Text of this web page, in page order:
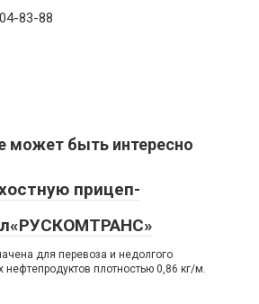
83-88
может быть интересно
прицеп-
для перевоза и недолгого
нефтепродуктов плотностью 0,86 кг/м.